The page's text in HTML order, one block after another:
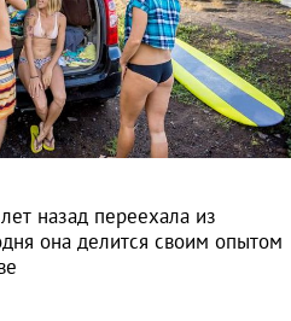
назад переехала из
она делится своим опытом